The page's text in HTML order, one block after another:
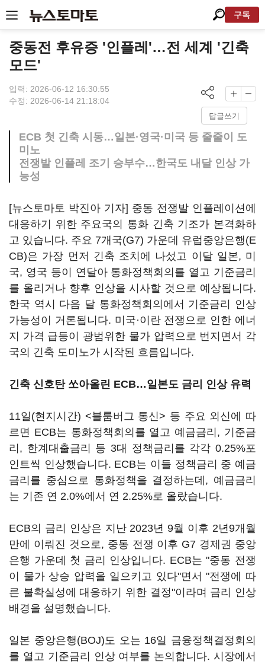
구독
중동전 후유증 '인플레'…전 세계 '긴축
모드'
입력: 2026-06-12 16:30:55
수정: 2026-06-14 21:18:04
답글쓰기
ECB 첫 긴축 시동…일본·영국·미국 등 줄줄이 도
미노
전쟁발 인플레 조기 승부수…한국도 내달 인상 가
능성
[뉴스토마토 박진아 기자] 중동 전쟁발 인플레이션에
대응하기 위한 주요국의 통화 긴축 기조가 본격화하
고 있습니다. 주요 7개국(G7) 가운데 유럽중앙은행(E
CB)은 가장 먼저 긴축 조치에 나섰고 이달 일본, 미
국, 영국 등이 연달아 통화정책회의를 열고 기준금리
를 올리거나 향후 인상을 시사할 것으로 예상됩니다.
한국 역시 다음 달 통화정책회의에서 기준금리 인상
가능성이 거론됩니다. 미국·이란 전쟁으로 인한 에너
지 가격 급등이 광범위한 물가 압력으로 번지면서 각
국의 긴축 도미노가 시작된 흐름입니다.
긴축 신호탄 쏘아올린 ECB…일본도 금리 인상 유력
11일(현지시간) <블룸버그 통신> 등 주요 외신에 따
르면 ECB는 통화정책회의를 열고 예금금리, 기준금
리, 한계대출금리 등 3대 정책금리를 각각 0.25%포
인트씩 인상했습니다. ECB는 이들 정책금리 중 예금
금리를 중심으로 통화정책을 결정하는데, 예금금리
는 기존 연 2.0%에서 연 2.25%로 올랐습니다.
ECB의 금리 인상은 지난 2023년 9월 이후 2년9개월
만에 이뤄진 것으로, 중동 전쟁 이후 G7 경제권 중앙
은행 가운데 첫 금리 인상입니다. ECB는 "중동 전쟁
이 물가 상승 압력을 일으키고 있다"면서 "전쟁에 따
른 불확실성에 대응하기 위한 결정"이라며 금리 인상
배경을 설명했습니다.
일본 중앙은행(BOJ)도 오는 16일 금융정책결정회의
를 열고 기준금리 인상 여부를 논의합니다. 시장에서